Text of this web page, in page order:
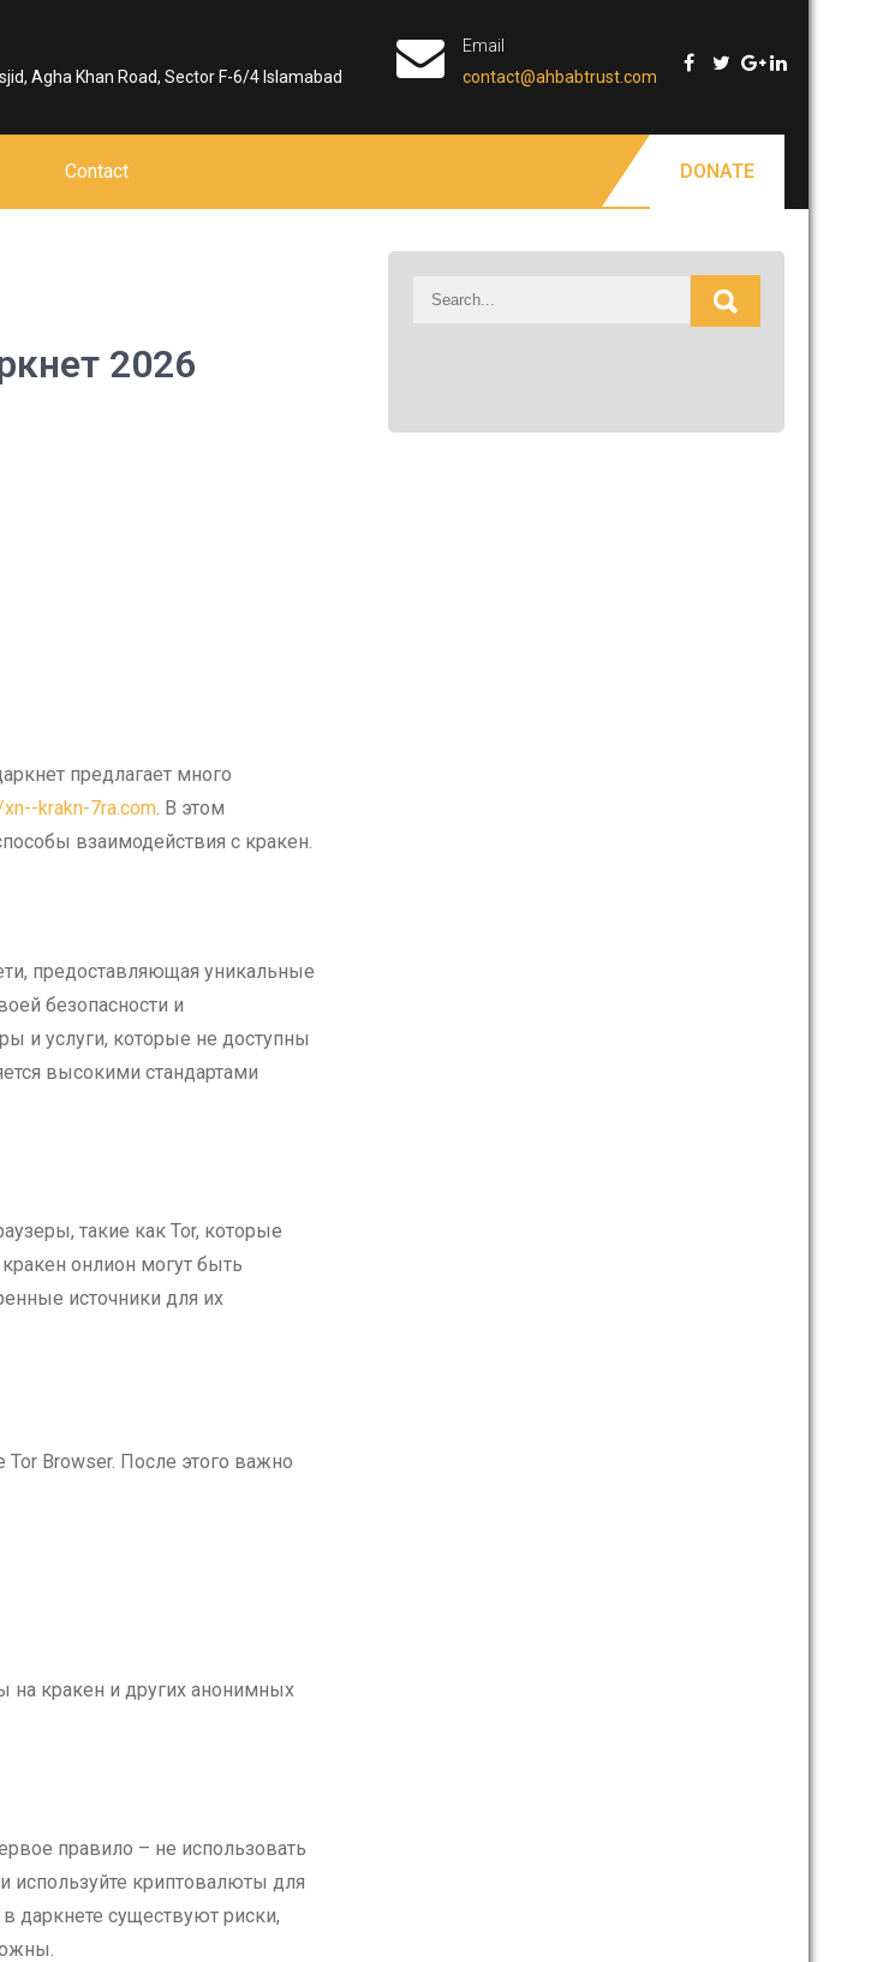
Agha Khan Road, Sector F-6/4 Islamabad
Email
contact@ahbabtrust.com
Contact DONATE
2026
предлагает много
krakn-7ra.com. В этом
взаимодействия с кракен.
предоставляющая уникальные
безопасности и
и услуги, которые не доступны
высокими стандартами
такие как Tor, которые
онлион могут быть
источники для их
Tor Browser. После этого важно
на кракен и других анонимных
правило – не использовать
используйте криптовалюты для
даркнете существуют риски,